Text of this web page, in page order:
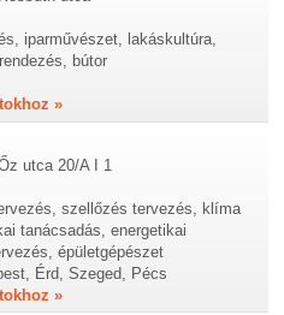
iparművészet, lakáskultúra,
bútor
»
utca 20/A I 1
szellőzés tervezés, klíma
tanácsadás, energetikai
épületgépészet
Érd, Szeged, Pécs
»